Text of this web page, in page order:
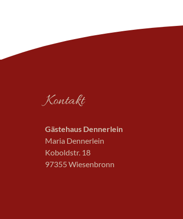
Kontakt
Gästehaus Dennerlein
Maria Dennerlein
Koboldstr. 18
97355 Wiesenbronn